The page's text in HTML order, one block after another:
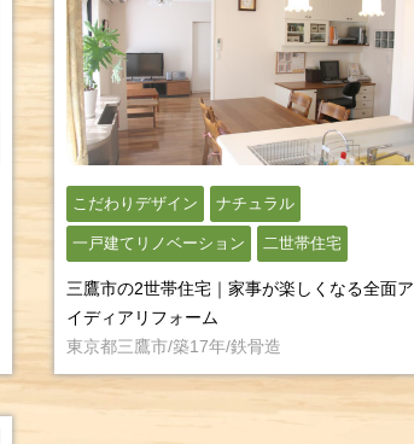
こだわりデザイン ナチュラル
一戸建てリノベーション 二世帯住宅
三鷹市の2世帯住宅｜家事が楽しくなる全面ア
イディアリフォーム
東京都三鷹市/築17年/鉄骨造